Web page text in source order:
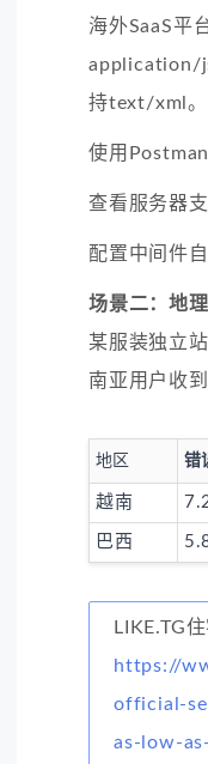
海外SaaS平
application/
持text/xml。
使用
查看服务器
配置中间件
场景二：地
某服装独立
南亚用户收
地区 错
越南
巴西
LIKE.TG
https://
official-
as-low-